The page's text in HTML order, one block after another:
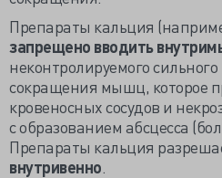
Препараты кальция
запрещено вводить
неконтролируемого
сокращения мышц, которое
кровеносных сосудов и
с образованием абсцесса
Препараты кальция
внутривенно